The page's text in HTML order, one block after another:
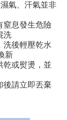
氣、汗氣並非
窒息發生危險
洗
洗後輕壓乾水
新
乾或熨燙，並
後請立即丟棄